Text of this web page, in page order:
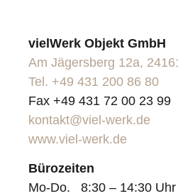
vielWerk Objekt GmbH
Am Jägersberg 12a,
Tel. +49 431 200 86 80
Fax +49 431 72 00 23 99
kontakt@viel-werk.de
www.viel-werk.de
Bürozeiten
Mo-Do. 8:30 – 14:30 Uhr